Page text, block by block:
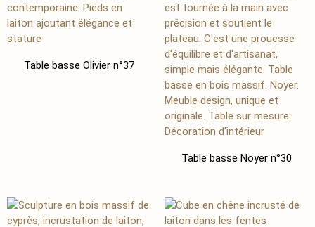
Table basse Olivier n°37
Table basse Noyer n°30